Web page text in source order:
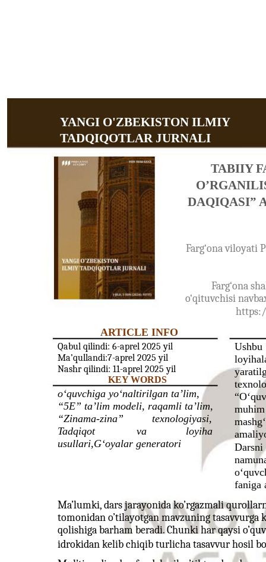
YANGI O'ZBEKISTON ILMIY
TADQIQOTLAR JURNALI
TABIIY
DAQIQASI”
Farg‘ona viloyati
Farg‘ona
o‘qituvchisi
ARTICLE INFO
Qabul qilindi: 6-aprel 2025 yil
Ma’qullandi:7-aprel 2025 yil
Nashr qilindi: 11-aprel 2025 yil
Ushbu
Darsni
faniga
KEY WORDS
o‘quvchiga yo‘naltirilgan ta’lim,
“5E” ta’lim modeli, raqamli ta’lim,
“Zinama-zina”
texnologiyasi,
Tadqiqot
va
loyiha
usullari,G‘oyalar generatori
Ma’lumki, dars jarayonida ko’rgazmali
tomonidan o’tilayotgan mavzuning
qolishiga barham beradi. Chunki har qaysi
idrokidan kelib chiqib turlicha tasavvur hosil